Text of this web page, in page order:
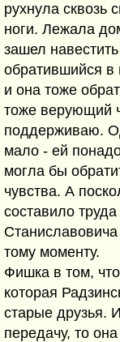
рухнула сквозь
ноги. Лежала
зашел
обратившийся в
и она тоже
тоже верующий
поддерживаю.
мало - ей
могла бы
чувства. А
составило
тому моменту.
Фишка в том,
которая
старые друзья.
передачу, то